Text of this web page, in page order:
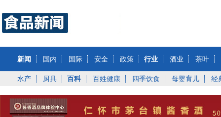
新闻 国内 国际 安全 政策 行业 酒业 茶叶
水产 厨具 百科 百姓健康 四季饮食 母婴育儿 经